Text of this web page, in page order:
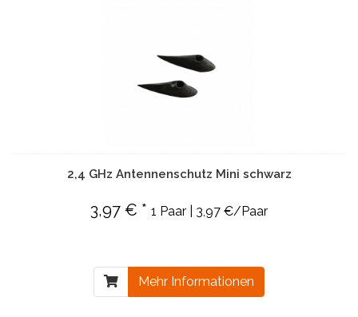
2,4 GHz Antennenschutz Mini schwarz
3,97 € * 1 Paar | 3,97 €/Paar
Mehr Informationen